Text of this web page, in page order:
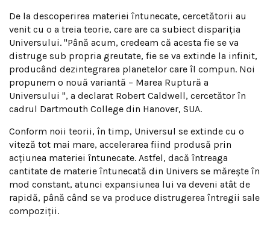
De la descoperirea materiei întunecate, cercetătorii au
venit cu o a treia teorie, care are ca subiect dispariţia
Universului. "Până acum, credeam că acesta fie se va
distruge sub propria greutate, fie se va extinde la infinit,
producând dezintegrarea planetelor care îl compun. Noi
propunem o nouă variantă – Marea Ruptură a
Universului ", a declarat Robert Caldwell, cercetător în
cadrul Dartmouth College din Hanover, SUA.
Conform noii teorii, în timp, Universul se extinde cu o
viteză tot mai mare, accelerarea fiind produsă prin
acţiunea materiei întunecate. Astfel, dacă întreaga
cantitate de materie întunecată din Univers se măreşte în
mod constant, atunci expansiunea lui va deveni atât de
rapidă, până când se va produce distrugerea întregii sale
compoziţii.